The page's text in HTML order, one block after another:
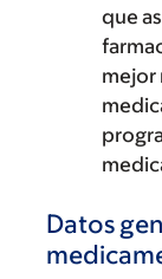
que
mejor
Datos